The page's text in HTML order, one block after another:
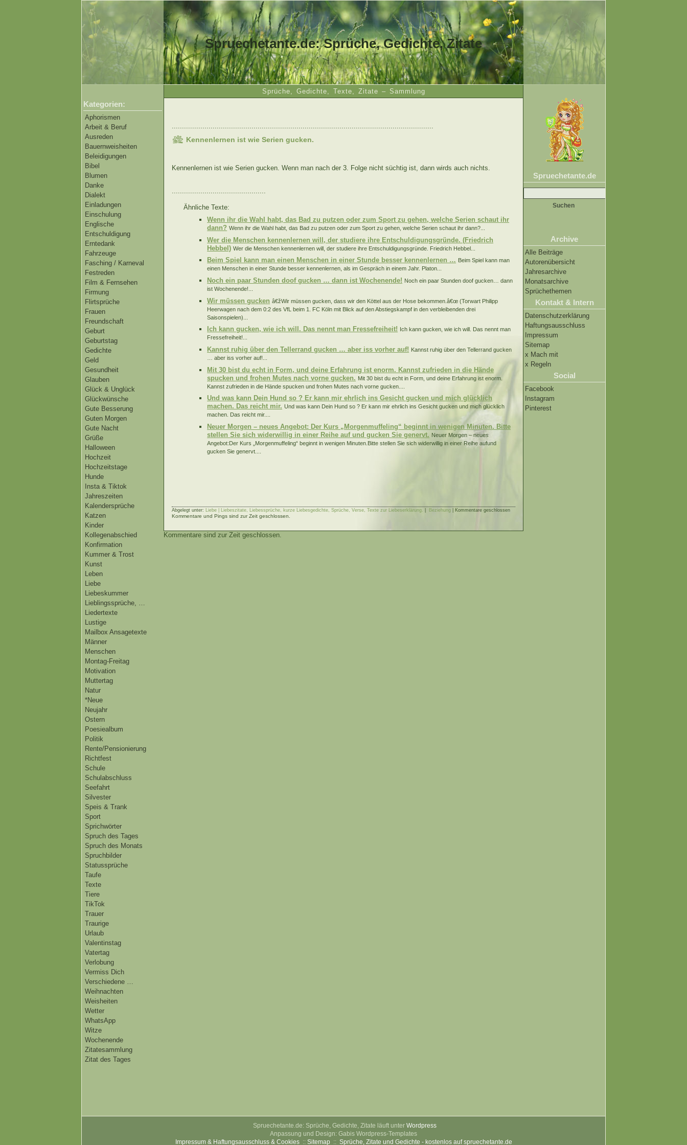
Spruechetante.de: Sprüche, Gedichte, Zitate
Sprüche, Gedichte, Texte, Zitate – Sammlung
Kategorien:
Aphorismen
Arbeit & Beruf
Ausreden
Bauernweisheiten
Beleidigungen
Bibel
Blumen
Danke
Dialekt
Einladungen
Einschulung
Englische
Entschuldigung
Erntedank
Fahrzeuge
Fasching / Karneval
Festreden
Film & Fernsehen
Firmung
Flirtsprüche
Frauen
Freundschaft
Geburt
Geburtstag
Gedichte
Geld
Gesundheit
Glauben
Glück & Unglück
Glückwünsche
Gute Besserung
Guten Morgen
Gute Nacht
Grüße
Halloween
Hochzeit
Hochzeitstage
Hunde
Insta & Tiktok
Jahreszeiten
Kalendersprüche
Katzen
Kinder
Kollegenabschied
Konfirmation
Kummer & Trost
Kunst
Leben
Liebe
Liebeskummer
Lieblingssprüche, …
Liedertexte
Lustige
Mailbox Ansagetexte
Männer
Menschen
Montag-Freitag
Motivation
Muttertag
Natur
*Neue
Neujahr
Ostern
Poesiealbum
Politik
Rente/Pensionierung
Richtfest
Schule
Schulabschluss
Seefahrt
Silvester
Speis & Trank
Sport
Sprichwörter
Spruch des Tages
Spruch des Monats
Spruchbilder
Statussprüche
Taufe
Texte
Tiere
TikTok
Trauer
Traurige
Urlaub
Valentinstag
Vatertag
Verlobung
Vermiss Dich
Verschiedene …
Weihnachten
Weisheiten
Wetter
WhatsApp
Witze
Wochenende
Zitatesammlung
Zitat des Tages
Spruechetante.de
Suche
nach:
Archive
Alle Beiträge
Autorenübersicht
Jahresarchive
Monatsarchive
Sprüchethemen
Kontakt & Intern
Datenschutzerklärung
Haftungsausschluss
Impressum
Sitemap
x Mach mit
x Regeln
Social
Facebook
Instagram
Pinterest
................................................................................................................................
Kennenlernen ist wie Serien gucken.
Kennenlernen ist wie Serien gucken. Wenn man nach der 3. Folge nicht süchtig ist, dann wirds auch nichts.
..............................................
Ähnliche Texte:
Wenn ihr die Wahl habt, das Bad zu putzen oder zum Sport zu gehen, welche Serien schaut ihr
dann? Wenn ihr die Wahl habt, das Bad zu putzen oder zum Sport zu gehen, welche Serien schaut ihr dann?...
Wer die Menschen kennenlernen will, der studiere ihre Entschuldigungsgründe. (Friedrich
Hebbel) Wer die Menschen kennenlernen will, der studiere ihre Entschuldigungsgründe. Friedrich Hebbel...
Beim Spiel kann man einen Menschen in einer Stunde besser kennenlernen … Beim Spiel kann man
einen Menschen in einer Stunde besser kennenlernen, als im Gespräch in einem Jahr. Platon...
Noch ein paar Stunden doof gucken … dann ist Wochenende! Noch ein paar Stunden doof gucken… dann
ist Wochenende!...
Wir müssen gucken â€žWir müssen gucken, dass wir den Köttel aus der Hose bekommen.â€œ (Torwart Philipp
Heerwagen nach dem 0:2 des VfL beim 1. FC Köln mit Blick auf den Abstiegskampf in den verbleibenden drei
Saisonspielen)...
Ich kann gucken, wie ich will. Das nennt man Fressefreiheit!
Ich kann gucken, wie ich will. Das nennt man
Fressefreiheit!...
Kannst ruhig über den Tellerrand gucken … aber iss vorher auf! Kannst ruhig über den Tellerrand gucken
… aber iss vorher auf!...
Mit 30 bist du echt in Form, und deine Erfahrung ist enorm. Kannst zufrieden in die Hände
spucken und frohen Mutes nach vorne gucken. Mit 30 bist du echt in Form, und deine Erfahrung ist enorm.
Kannst zufrieden in die Hände spucken und frohen Mutes nach vorne gucken....
Und was kann Dein Hund so ? Er kann mir ehrlich ins Gesicht gucken und mich glücklich
machen. Das reicht mir. Und was kann Dein Hund so ? Er kann mir ehrlich ins Gesicht gucken und mich glücklich
machen. Das reicht mir....
Neuer Morgen – neues Angebot: Der Kurs „Morgenmuffeling“ beginnt in wenigen Minuten. Bitte
stellen Sie sich widerwillig in einer Reihe auf und gucken Sie genervt. Neuer Morgen – neues
Angebot:Der Kurs „Morgenmuffeling“ beginnt in wenigen Minuten.Bitte stellen Sie sich widerwillig in einer Reihe aufund
gucken Sie genervt....
Abgelegt unter: Liebe | Liebeszitate, Liebessprüche, kurze Liebesgedichte, Sprüche, Verse, Texte zur Liebeserklärung. Beziehung Kommentare geschlossen
Kommentare und Pings sind zur Zeit geschlossen.
Kommentare sind zur Zeit geschlossen.
Spruechetante.de: Sprüche, Gedichte, Zitate läuft unter Wordpress
Anpassung und Design: Gabis Wordpress-Templates
Impressum & Haftungsausschluss & Cookies:: Sitemap :: Sprüche, Zitate und Gedichte - kostenlos auf spruechetante.de